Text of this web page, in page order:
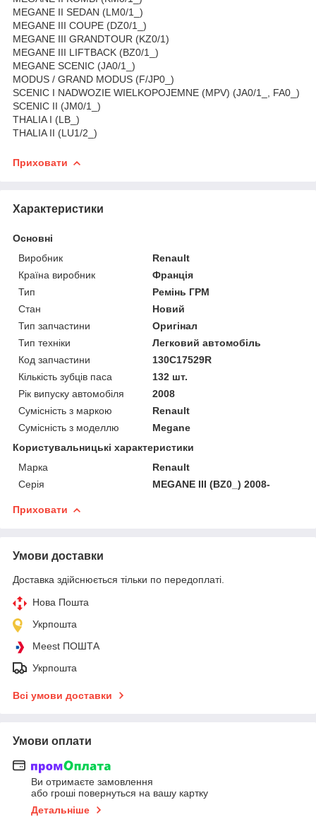
MEGANE II SEDAN (LM0/1_)
MEGANE III COUPE (DZ0/1_)
MEGANE III GRANDTOUR (KZ0/1)
MEGANE III LIFTBACK (BZ0/1_)
MEGANE SCENIC (JA0/1_)
MODUS / GRAND MODUS (F/JP0_)
SCENIC I NADWOZIE WIELKOPOJEMNE (MPV) (JA0/1_, FA0_)
SCENIC II (JM0/1_)
THALIA I (LB_)
THALIA II (LU1/2_)
Приховати
Характеристики
Основні
Виробник
Renault
Країна виробник
Франція
Тип
Ремінь ГРМ
Стан
Новий
Тип запчастини
Оригінал
Тип техніки
Легковий автомобіль
Код запчастини
130C17529R
Кількість зубців паса
132 шт.
Рік випуску автомобіля
2008
Сумісність з маркою
Renault
Сумісність з моделлю
Megane
Користувальницькі характеристики
Марка
Renault
Серія
MEGANE III (BZ0_) 2008-
Приховати
Умови доставки
Доставка здійснюється тільки по передоплаті.
Нова Пошта
Укрпошта
Meest ПОШТА
Укрпошта
Всі умови доставки
Умови оплати
Ви отримаєте замовлення
або гроші повернуться на вашу картку
Детальніше